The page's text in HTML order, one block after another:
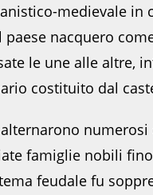
medievale in
nacquero
le une alle altre,
costituito dal
numerosi
famiglie nobili
feudale fu